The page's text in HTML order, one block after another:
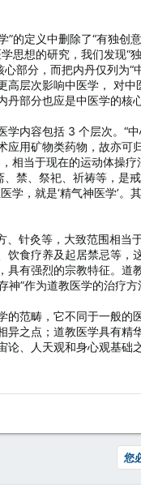
的定义中删除了“有独创
思想的研究，我们发现“
部分，而把内丹仅列为“
高层次影响中医学， 对
部分也应是中医学的核心
内容包括 3 个层次。“
用矿物类药物，故亦可
相当于现在的运动体操
禁、祭祀、祈祷等，是
，就是‘精气神医学’。
针灸等，大致范围相当
饮食疗养及起居禁忌等，
有强烈的宗教特征。道
”作为道教医学的治疗方
范畴，它不同于一般的
之点；道教医学具有精
、人天观和身心观基础之
您